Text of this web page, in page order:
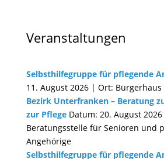
Veranstaltungen
Selbsthilfegruppe für pflegende
11. August 2026 | Ort: Bürgerhaus
Bezirk Unterfranken – Beratung
zur PflegeDatum: 20. August
Beratungsstelle für Senioren und
Angehörige
Selbsthilfegruppe für pflegende